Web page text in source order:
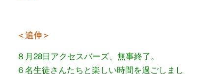
＜追伸＞
８月28日アクセスバーズ、無事終了。
６名生徒さんたちと楽しい時間を過ごしまし